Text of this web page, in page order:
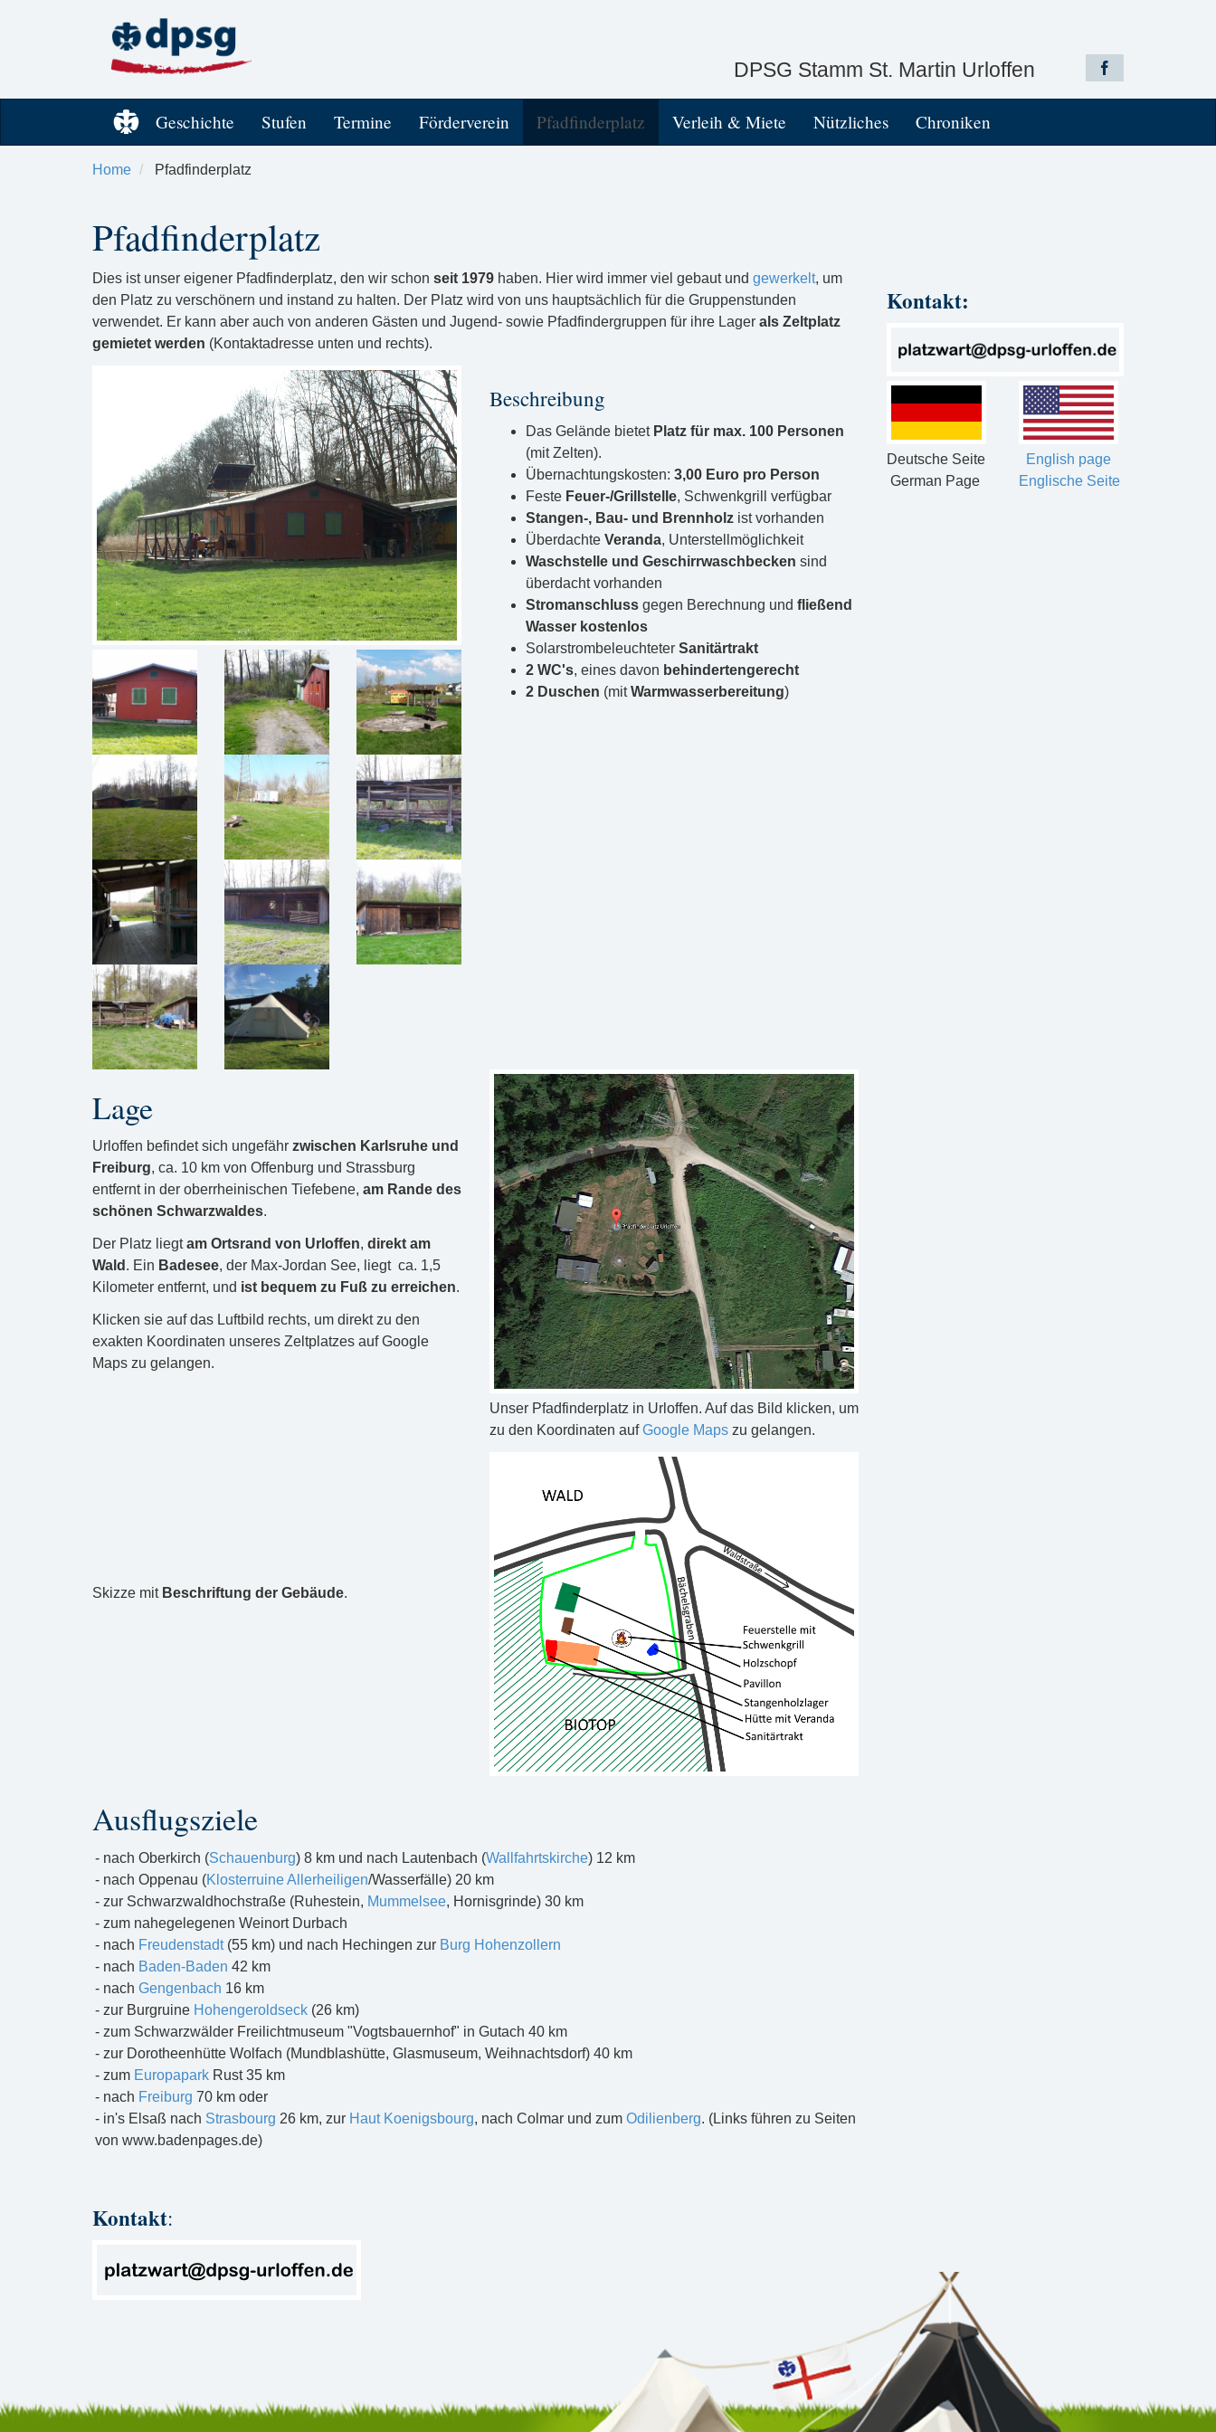
DPSG Stamm St. Martin Urloffen
Geschichte Stufen Termine Förderverein Pfadfinderplatz Verleih & Miete Nützliches Chroniken
Home Pfadfinderplatz
Pfadfinderplatz
Dies ist unser eigener Pfadfinderplatz, den wir schon seit 1979 haben. Hier wird immer viel gebaut und gewerkelt, um
den Platz zu verschönern und instand zu halten. Der Platz wird von uns hauptsächlich für die Gruppenstunden
verwendet. Er kann aber auch von anderen Gästen und Jugend- sowie Pfadfindergruppen für ihre Lager als Zeltplatz
gemietet werden (Kontaktadresse unten und rechts).
Beschreibung
Das Gelände bietet Platz für max. 100 Personen
(mit Zelten).
Übernachtungskosten: 3,00 Euro pro Person
Feste Feuer-/Grillstelle, Schwenkgrill verfügbar
Stangen-, Bau- und Brennholzist vorhanden
Überdachte Veranda, Unterstellmöglichkeit
Waschstelle und Geschirrwaschbecken sind
überdacht vorhanden
Stromanschlussgegen Berechnung und fließend
Wasser kostenlos
Solarstrombeleuchteter Sanitärtrakt
2 WC's, eines davon behindertengerecht
2 Duschen (mitWarmwasserbereitung)
Lage
Urloffen befindet sich ungefähr zwischen Karlsruhe und
Freiburg, ca. 10 km von Offenburg und Strassburg
entfernt in der oberrheinischen Tiefebene, am Rande des
schönen Schwarzwaldes.
Der Platz liegtam Ortsrand von Urloffen, direkt am
Wald . Ein Badesee, der Max-Jordan See, liegt ca. 1,5
Kilometer entfernt, und ist bequem zu Fuß zu erreichen.
Klicken sie auf das Luftbild rechts, um direkt zu den
exakten Koordinaten unseres Zeltplatzes auf Google
Maps zu gelangen.
Unser Pfadfinderplatz in Urloffen. Auf das Bild klicken, um
zu den Koordinaten aufGoogle Mapszu gelangen.
Skizze mit Beschriftung der Gebäude.
Ausflugsziele
- nach Oberkirch (Schauenburg) 8 km und nach Lautenbach (Wallfahrtskirche) 12 km
- nach Oppenau (Klosterruine Allerheiligen/Wasserfälle) 20 km
- zur Schwarzwaldhochstraße (Ruhestein, Mummelsee, Hornisgrinde) 30 km
- zum nahegelegenen Weinort Durbach
- nach Freudenstadt(55 km) und nach Hechingen zur Burg Hohenzollern
- nach Baden-Baden 42 km
- nach Gengenbach 16 km
- zur Burgruine Hohengeroldseck (26 km)
- zum Schwarzwälder Freilichtmuseum "Vogtsbauernhof" in Gutach 40 km
- zur Dorotheenhütte Wolfach (Mundblashütte, Glasmuseum, Weihnachtsdorf) 40 km
- zum Europapark Rust 35 km
- nach Freiburg 70 km oder
- in's Elsaß nach Strasbourg 26 km, zur Haut Koenigsbourg, nach Colmar und zum Odilienberg. (Links führen zu Seiten
von www.badenpages.de)
Kontakt:
Deutsche Seite
German Page
English page
Englische Seite
Kontakt: